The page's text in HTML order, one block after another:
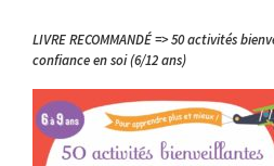
LIVRE RECOMMANDÉ => 50 activités
confiance en soi (6/12 ans)